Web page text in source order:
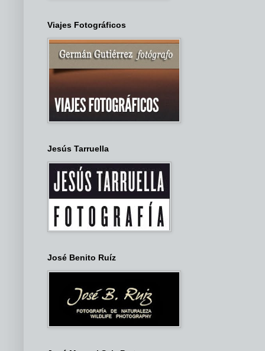
Viajes Fotográficos
Jesús Tarruella
José Benito Ruíz